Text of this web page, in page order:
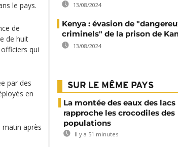
le pays.
de
de huit
qui
par des
en
après
13/08/2024
Kenya : évasion de
criminels" de la prison de
13/08/2024
SUR LE MÊME PAYS
La montée des eaux des lacs
rapproche les crocodiles des
populations
Il y a 51 minutes